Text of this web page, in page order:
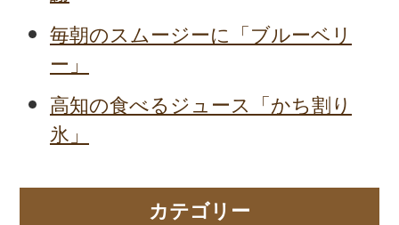
毎朝のスムージーに「ブルーベリ
ー」
高知の食べるジュース「かち割り
氷」
カテゴリー